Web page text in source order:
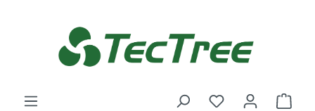
Du hast 0